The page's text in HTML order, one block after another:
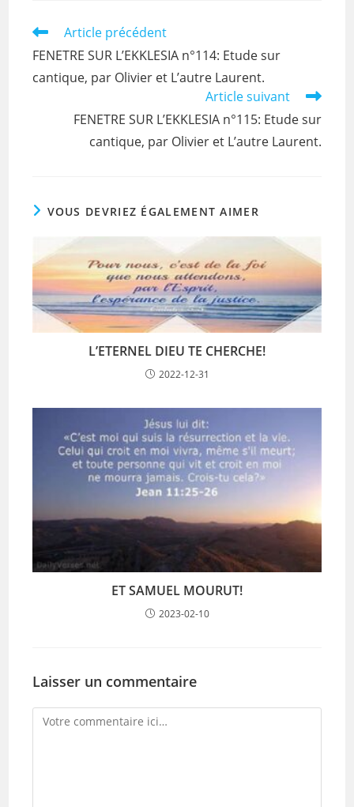
o
o
k
p
p
Read
articles
Article précédent
FENETRE SUR L’EKKLESIA n°114: Etude sur
cantique, par Olivier et L’autre Laurent.
Article suivant
FENETRE SUR L’EKKLESIA n°115: Etude sur
cantique, par Olivier et L’autre Laurent.
VOUS DEVRIEZ ÉGALEMENT AIMER
L’ETERNEL DIEU TE CHERCHE!
2022-12-31
ET SAMUEL MOURUT!
2023-02-10
Laisser un commentaire
Comment